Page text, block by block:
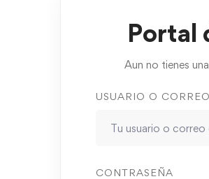
Portal
Aun no tienes
USUARIO O
CONTRASEÑA